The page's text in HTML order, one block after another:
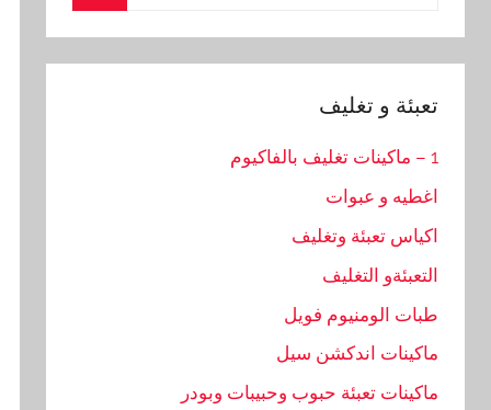
تعبئة و تغليف
1 – ماكينات تغليف بالفاكيوم
اغطيه و عبوات
اكياس تعبئة وتغليف
التعبئةو التغليف
طبات الومنيوم فويل
ماكينات اندكشن سيل
ماكينات تعبئة حبوب وحبيبات وبودر